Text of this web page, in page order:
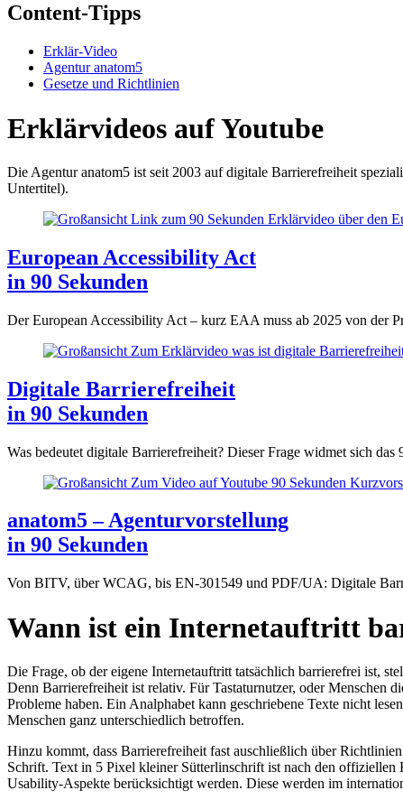
Content-Tipps
Erklär-Video
Agentur anatom5
Gesetze und Richtlinien
Erklärvideos auf Youtube
Die Agentur anatom5 ist seit 2003 auf digitale Barrierefreiheit
Untertitel).
European Accessibility Act
in 90 Sekunden
Der European Accessibility Act – kurz EAA muss ab 2025 von der
Digitale Barrierefreiheit
in 90 Sekunden
Was bedeutet digitale Barrierefreiheit? Dieser Frage widmet sich
anatom5 – Agenturvorstellung
in 90 Sekunden
Von BITV, über WCAG, bis EN-301549 und PDF/UA: Digitale
Wann ist ein Internetauftritt
Die Frage, ob der eigene Internetauftritt tatsächlich barrierefrei ist,
Denn Barrierefreiheit ist relativ. Für Tastaturnutzer, oder Menschen
Probleme haben. Ein Analphabet kann geschriebene Texte nicht
Menschen ganz unterschiedlich betroffen.
Hinzu kommt, dass Barrierefreiheit fast auschließlich über
Schrift. Text in 5 Pixel kleiner Sütterlinschrift ist nach den
Usability-Aspekte berücksichtigt werden. Diese werden im